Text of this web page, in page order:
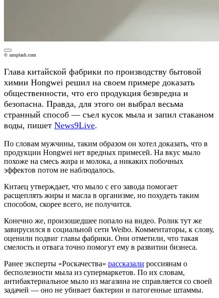
© unsplash.com
Глава китайской фабрики по производству бытовой
химии Hongwei решил на своем примере доказать
общественности, что его продукция безвредна и
безопасна. Правда, для этого он выбрал весьма
странный способ — съел кусок мыла и запил стаканом
воды, пишет News9Live.
По словам мужчины, таким образом он хотел доказать, что в
продукции Hongwei нет вредных примесей. На вкус мыло
похоже на смесь жира и молока, а никаких побочных
эффектов потом не наблюдалось.
Китаец утверждает, что мыло с его завода помогает
расщеплять жиры и масла в организме, но похудеть таким
способом, скорее всего, не получится.
Конечно же, произошедшее попало на видео. Ролик тут же
завирусился в социальной сети Weibo. Комментаторы, к слову,
оценили подвиг главы фабрики. Они отметили, что такая
смелость и отвага точно помогут ему в развитии бизнеса.
Ранее эксперты «Роскачества» рассказали россиянам о
бесполезности мыла из супермаркетов. По их словам,
антибактериальное мыло из магазина не справляется со своей
задачей — оно не убивает бактерии и патогенные штаммы.